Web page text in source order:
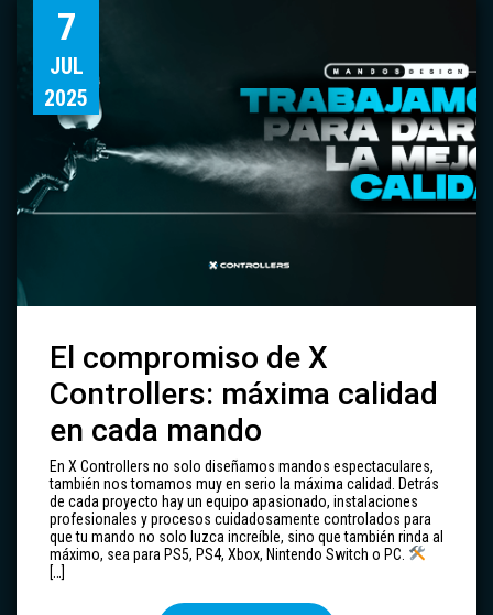
7
JUL
2025
El compromiso de X
Controllers: máxima calidad
en cada mando
En X Controllers no solo diseñamos mandos espectaculares,
también nos tomamos muy en serio la máxima calidad. Detrás
de cada proyecto hay un equipo apasionado, instalaciones
profesionales y procesos cuidadosamente controlados para
que tu mando no solo luzca increíble, sino que también rinda al
máximo, sea para PS5, PS4, Xbox, Nintendo Switch o PC.
[…]